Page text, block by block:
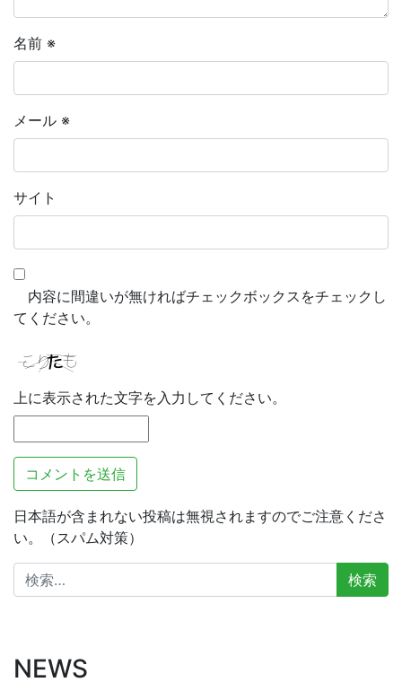
名前 ※
メール ※
サイト
内容に間違いが無ければチェックボックスをチェックし
てください。
上に表示された文字を入力してください。
日本語が含まれない投稿は無視されますのでご注意くださ
い。（スパム対策）
検
索:
NEWS